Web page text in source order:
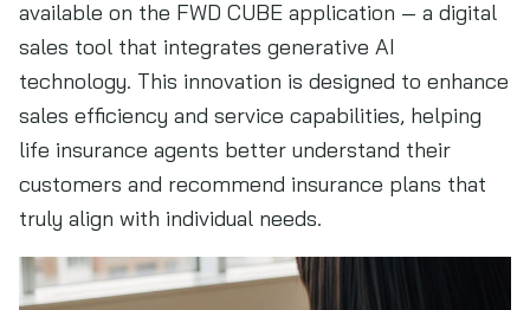
available on the FWD CUBE application — a digital
sales tool that integrates generative AI
technology. This innovation is designed to enhance
sales efficiency and service capabilities, helping
life insurance agents better understand their
customers and recommend insurance plans that
truly align with individual needs.